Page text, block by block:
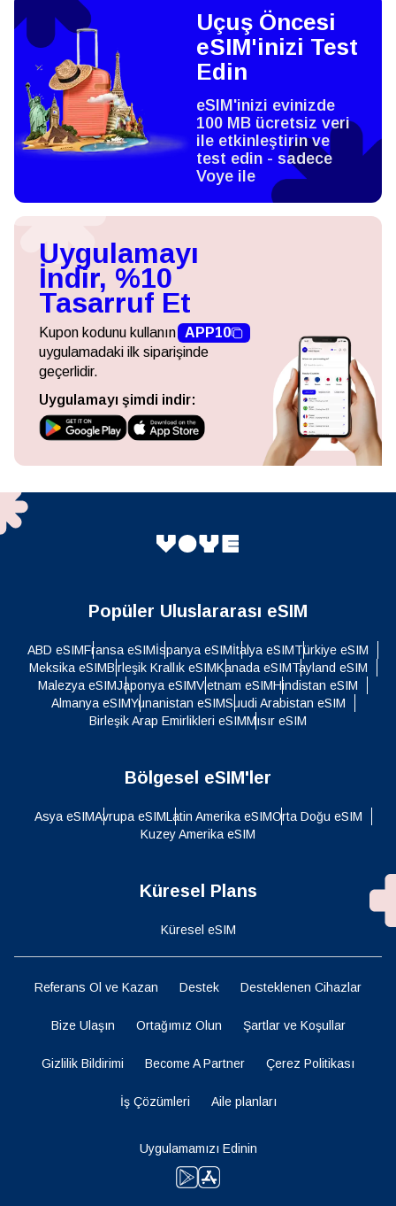
Uçuş Öncesi
eSIM'inizi Test
Edin
eSIM'inizi evinizde
100 MB ücretsiz veri
ile etkinleştirin ve
test edin - sadece
Voye ile
Uygulamayı
İndir, %10
Tasarruf Et
Kupon kodunu kullanın APP10
uygulamadaki ilk siparişinde
geçerlidir.
Uygulamayı şimdi indir:
Popüler Uluslararası eSIM
ABD eSIMFransa eSIMİspanya eSIMİtalya eSIMTürkiye eSIM
Meksika eSIMBirleşik Krallık eSIMKanada eSIMTayland eSIM
Malezya eSIMJaponya eSIMVietnam eSIMHindistan eSIM
Almanya eSIMYunanistan eSIMSuudi Arabistan eSIM
Birleşik Arap Emirlikleri eSIMMısır eSIM
Bölgesel eSIM'ler
Asya eSIMAvrupa eSIMLatin Amerika eSIMOrta Doğu eSIM
Kuzey Amerika eSIM
Küresel Plans
Küresel eSIM
Referans Ol ve Kazan Destek Desteklenen Cihazlar
Bize Ulaşın Ortağımız Olun Şartlar ve Koşullar
Gizlilik Bildirimi Become A Partner Çerez Politikası
İş Çözümleri Aile planları
Uygulamamızı Edinin